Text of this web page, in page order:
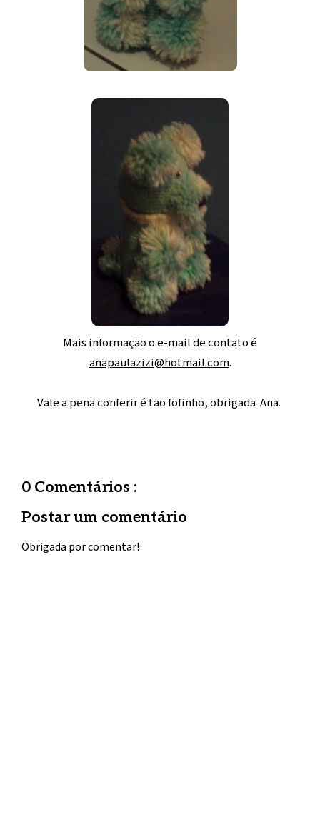
Mais informação o e-mail de contato é
anapaulazizi@hotmail.com.
Vale a pena conferir é tão fofinho, obrigada Ana.
0 Comentários :
Postar um comentário
Obrigada por comentar!